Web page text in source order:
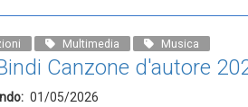
Multimedia Musica
Canzone d'autore
01/05/2026